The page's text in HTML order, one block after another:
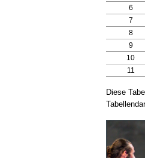
6
7
8
9
10
11
Diese